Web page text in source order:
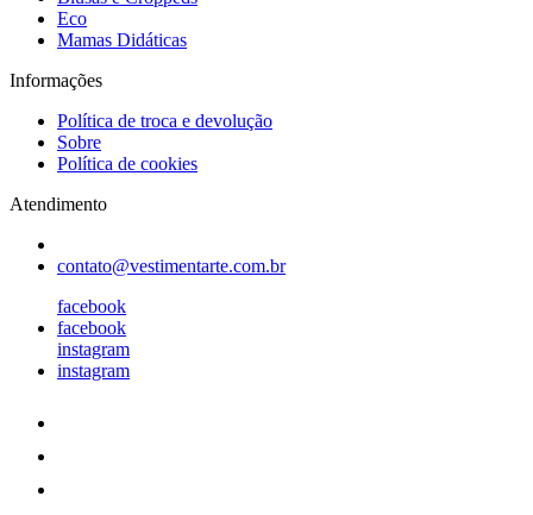
Eco
Mamas Didáticas
Informações
Política de troca e devolução
Sobre
Política de cookies
Atendimento
contato@vestimentarte.com.br
facebook
facebook
instagram
instagram